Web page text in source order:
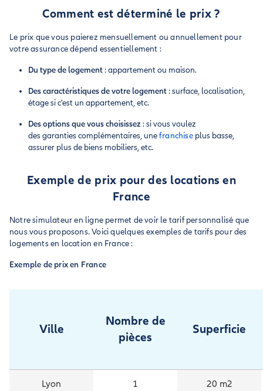
Comment est déterminé le prix ?
Le prix que vous paierez mensuellement ou annuellement pour
votre assurance dépend essentiellement :
Du type de logement: appartement ou maison.
Des caractéristiques de votre logement: surface, localisation,
étage si c'est un appartement, etc.
Des options que vous choisissez : si vous voulez
des garanties complémentaires, unefranchiseplus basse,
assurer plus de biens mobiliers, etc.
Exemple de prix pour des locations en
France
Notre simulateur en ligne permet de voir le tarif personnalisé que
nous vous proposons. Voici quelques exemples de tarifs pour des
logements en location en France :
Exemple de prix en France
Ville
Nombre de
pièces
Superficie
Lyon 1 20 m2